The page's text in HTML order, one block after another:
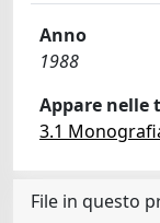
Anno
1988
Appare nelle
3.1
File in questo